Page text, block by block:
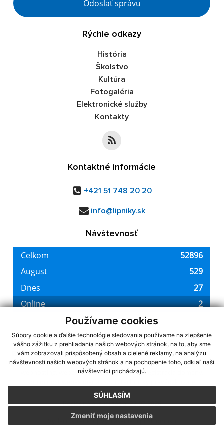
Používame cookies
Súbory cookie a ďalšie technológie sledovania používame na zlepšenie
vášho zážitku z prehliadania našich webových stránok, na to, aby sme
vám zobrazovali prispôsobený obsah a cielené reklamy, na analýzu
návštevnosti našich webových stránok a na pochopenie toho, odkiaľ naši
návštevníci prichádzajú.
SÚHLASÍM
Zmeniť moje nastavenia
Odoslať správu
Rýchle odkazy
História
Školstvo
Kultúra
Fotogaléria
Elektronické služby
Kontakty
Kontaktné informácie
+421 51 748 20 20
info@lipniky.sk
Návštevnosť
využite možnosť získavania aktuálnych informácií s využitím RSS
CMS systém (redakčný) systém ECHELON 2,Mapa stránok,web portál
webex.digital, s.r.o.,domény,registrácia domény
Posledná aktualizácia:22.07.2026
Vytlačiť stránku|Vyhlásenie o prístupnosti